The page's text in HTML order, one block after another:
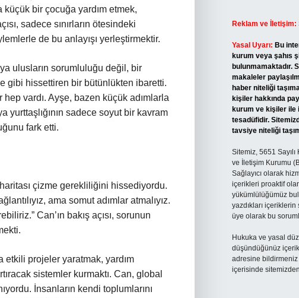
bir çocuğa yardım etmek,
sadece sınırların ötesindeki
de bu anlayışı yerleştirmektir.
ulusların sorumluluğu değil, bir
gibi hissettiren bir bütünlükten ibaretti.
vardı. Ayşe, bazen küçük adımlarla
yurttaşlığının sadece soyut bir kavram
fark etti.
çizme gerekliliğini hissediyordu.
ama somut adımlar atmalıyız.
Can’ın bakış açısı, sorunun
etkili projeler yaratmak, yardım
sistemler kurmaktı. Can, global
İnsanların kendi toplumlarını
Reklam ve İletişim:
Yasal Uyarı: Bu
kurum veya şahıs
bulunmamaktadır.
makaleler
haber niteliği
kişiler hakkında
kurum ve kişiler ile
tesadüfidir.
tavsiye niteliği
Sitemiz, 5651
ve İletişim Kurumu
Sağlayıcı olarak
içerikleri proaktif
yükümlülüğümüz
yazdıkları
üye olarak bu
Hukuka ve yasal
düşündüğünüz
adresine
içerisinde sitemizden